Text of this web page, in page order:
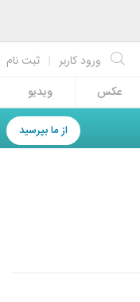
ثبت نام | ورود کاربر
عکس ویدیو
از ما بپرسید